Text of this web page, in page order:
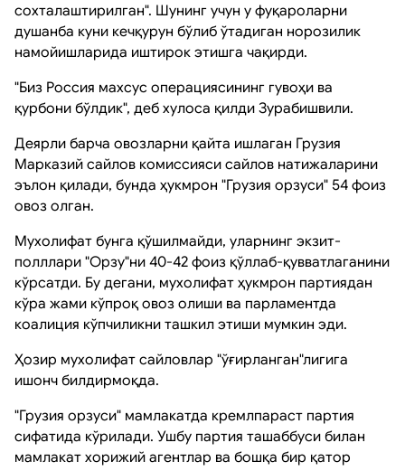
сохталаштирилган". Шунинг учун у фуқароларни
душанба куни кечқурун бўлиб ўтадиган норозилик
намойишларида иштирок этишга чақирди.
"Биз Россия махсус операциясининг гувоҳи ва
қурбони бўлдик", деб хулоса қилди Зурабишвили.
Деярли барча овозларни қайта ишлаган Грузия
Марказий сайлов комиссияси сайлов натижаларини
эълон қилади, бунда ҳукмрон "Грузия орзуси" 54 фоиз
овоз олган.
Мухолифат бунга қўшилмайди, уларнинг экзит-
полллари "Орзу"ни 40-42 фоиз қўллаб-қувватлаганини
кўрсатди. Бу дегани, мухолифат ҳукмрон партиядан
кўра жами кўпроқ овоз олиши ва парламентда
коалиция кўпчиликни ташкил этиши мумкин эди.
Ҳозир мухолифат сайловлар "ўғирланган"лигига
ишонч билдирмоқда.
"Грузия орзуси" мамлакатда кремлпараст партия
сифатида кўрилади. Ушбу партия ташаббуси билан
мамлакат хорижий агентлар ва бошқа бир қатор